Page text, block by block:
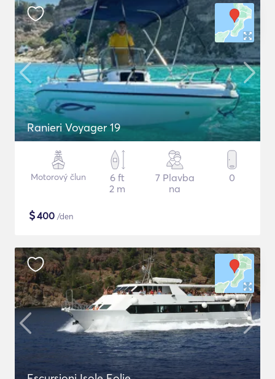
Ranieri Voyager 19
Motorový člun
6 ft
2 m
7 Plavba
na
0
$400 /den